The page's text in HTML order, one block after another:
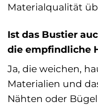
Materialqualität
Ist das Bustier
die empfindliche
Ja, die weichen,
Materialien und
Nähten oder